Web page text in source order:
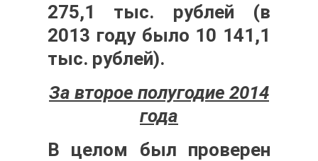
275,1 тыс. рублей (в
2013 году было 10 141,1
тыс. рублей).
За второе полугодие 2014
года
В целом был проверен